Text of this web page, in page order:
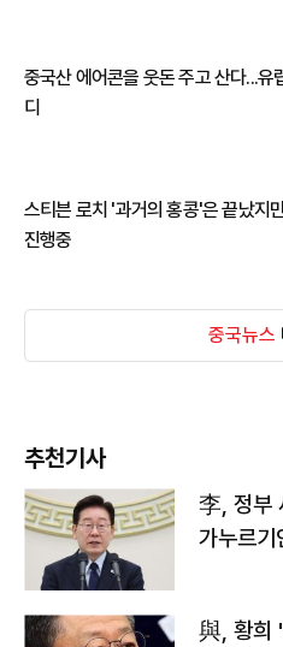
중국산 에어콘을 웃돈 주고 산다...유
디
스티븐 로치 '과거의 홍콩'은 끝났지
진행중
중국뉴스
추천기사
李, 정부
가누르기
與, 황희